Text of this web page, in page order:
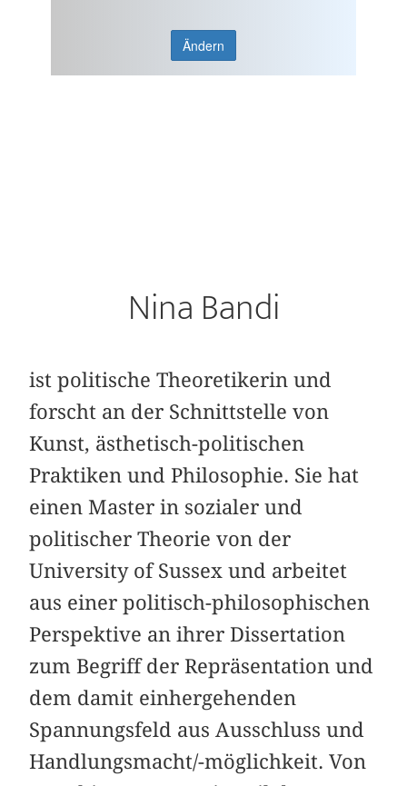
Ändern
Nina Bandi
ist politische Theoretikerin und
forscht an der Schnittstelle von
Kunst, ästhetisch-politischen
Praktiken und Philosophie. Sie hat
einen Master in sozialer und
politischer Theorie von der
University of Sussex und arbeitet
aus einer politisch-philosophischen
Perspektive an ihrer Dissertation
zum Begriff der Repräsentation und
dem damit einhergehenden
Spannungsfeld aus Ausschluss und
Handlungsmacht/-möglichkeit. Von